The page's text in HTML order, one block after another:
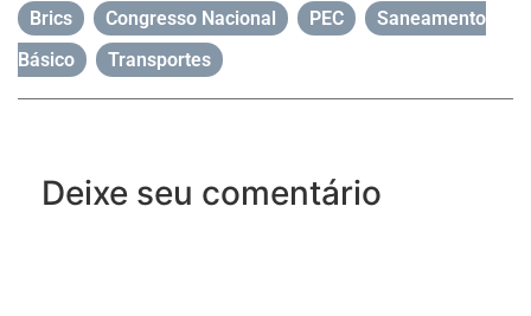
Brics Congresso Nacional PEC
Saneamento
Básico
Transportes
Deixe seu comentário